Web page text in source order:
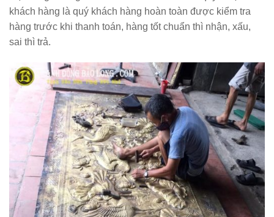
khách hàng là quý khách hàng hoàn toàn được kiểm tra
hàng trước khi thanh toán, hàng tốt chuẩn thì nhận, xấu,
sai thì trả.